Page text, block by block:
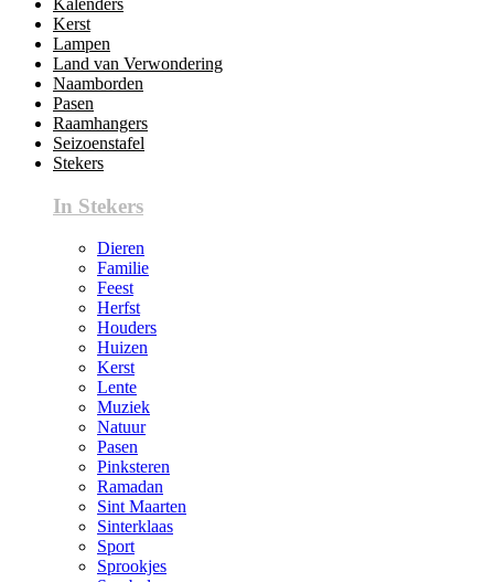
Kerst
Lampen
Land van Verwondering
Naamborden
Pasen
Raamhangers
Seizoenstafel
Stekers
In Stekers
Dieren
Familie
Feest
Herfst
Houders
Huizen
Kerst
Lente
Muziek
Natuur
Pasen
Pinksteren
Ramadan
Sint Maarten
Sinterklaas
Sport
Sprookjes